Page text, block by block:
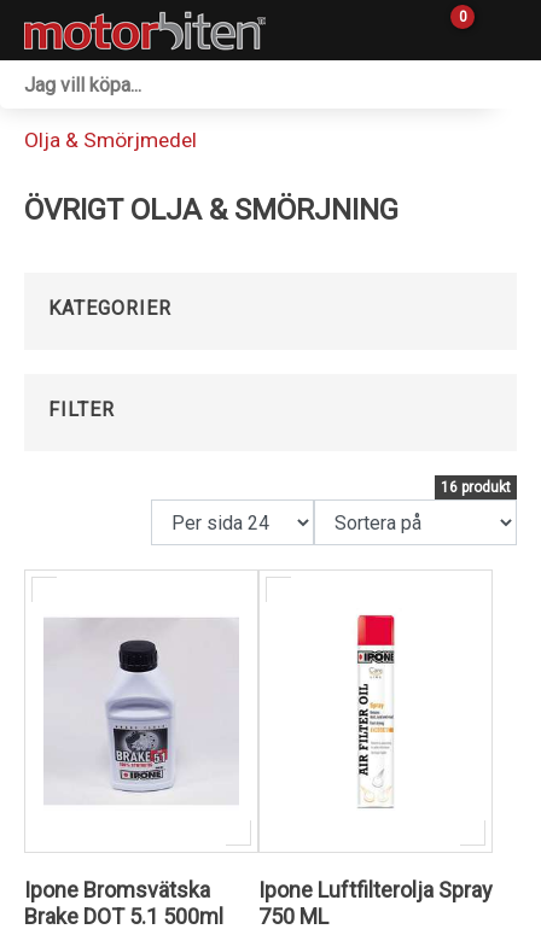
0
Övrigt & Merch
Kundservice
Olja & Smörjmedel
ÖVRIGT OLJA & SMÖRJNING
KATEGORIER
FILTER
16 produkt
Ipone Bromsvätska
Brake DOT 5.1 500ml
Ipone Luftfilterolja Spray
750 ML